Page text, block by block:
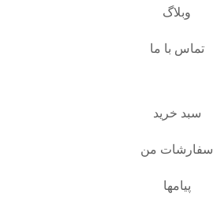
وبلاگ
تماس با ما
سبد خرید
سفارشات من
پیامها